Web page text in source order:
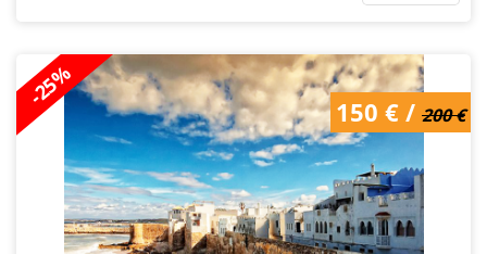
-25%
200 € / 150 €
150 € / 200 €